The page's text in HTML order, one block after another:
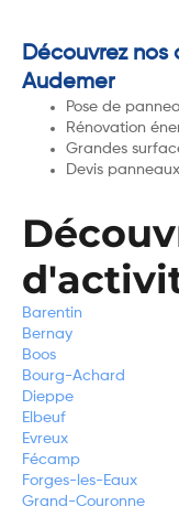
Découvrez
Audemer
Pose de
Rénovation
Grandes
Devis
Barentin
Bernay
Boos
Bourg-Achard
Dieppe
Elbeuf
Evreux
Fécamp
Forges-les-Eaux
Grand-Couronne